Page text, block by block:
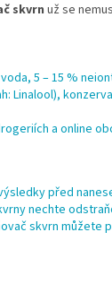
skvrnuž se
5 – 15 %
Linalool),
a online
před
nechte
skvrn můžete